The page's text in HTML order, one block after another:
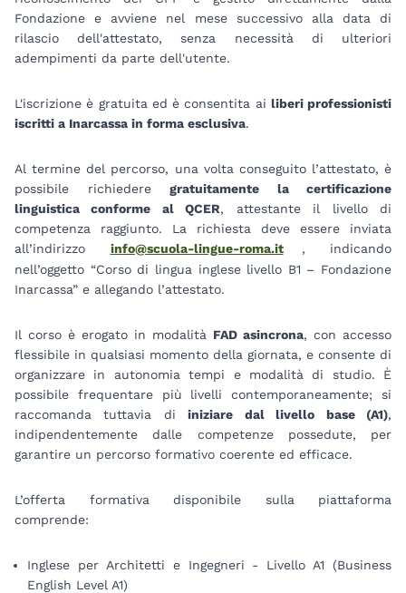
Fondazione e avviene nel mese successivo alla data di
rilascio dell'attestato, senza necessità di ulteriori
adempimenti da parte dell'utente.
L'iscrizione è gratuita ed è consentita ai liberi professionisti
iscritti a Inarcassa in forma esclusiva.
Al termine del percorso, una volta conseguito l’attestato, è
possibile richiedere gratuitamente la certificazione
linguistica conforme al QCER, attestante il livello di
competenza raggiunto. La richiesta deve essere inviata
all’indirizzo info@scuola-lingue-roma.it
, indicando
nell’oggetto “Corso di lingua inglese livello B1 – Fondazione
Inarcassa” e allegando l’attestato.
Il corso è erogato in modalità FAD asincrona, con accesso
flessibile in qualsiasi momento della giornata, e consente di
organizzare in autonomia tempi e modalità di studio. È
possibile frequentare più livelli contemporaneamente; si
raccomanda tuttavia diiniziare dal livello base (A1),
indipendentemente dalle competenze possedute, per
garantire un percorso formativo coerente ed efficace.
L’offerta formativa disponibile sulla piattaforma
comprende:
Inglese per Architetti e Ingegneri - Livello A1 (Business
English Level A1)